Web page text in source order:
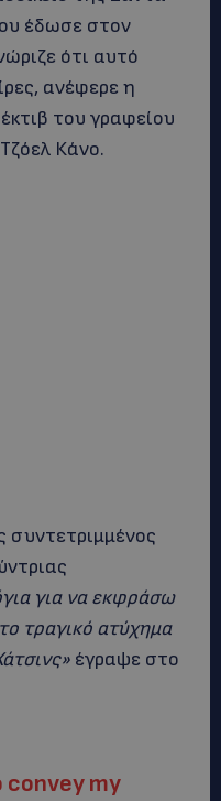
έδωσε στον
ότι αυτό
ανέφερε η
του γραφείου
Κάνο.
για να εκφράσω
τραγικό ατύχημα
έγραψε στο
convey my